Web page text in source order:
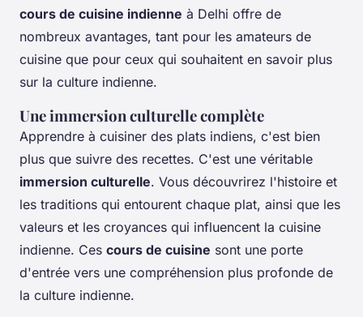
cours de cuisine indienne à Delhi offre de
nombreux avantages, tant pour les amateurs de
cuisine que pour ceux qui souhaitent en savoir plus
sur la culture indienne.
Une immersion culturelle complète
Apprendre à cuisiner des plats indiens, c'est bien
plus que suivre des recettes. C'est une véritable
immersion culturelle. Vous découvrirez l'histoire et
les traditions qui entourent chaque plat, ainsi que les
valeurs et les croyances qui influencent la cuisine
indienne. Ces cours de cuisine sont une porte
d'entrée vers une compréhension plus profonde de
la culture indienne.